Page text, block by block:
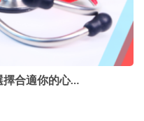
合適你的心…